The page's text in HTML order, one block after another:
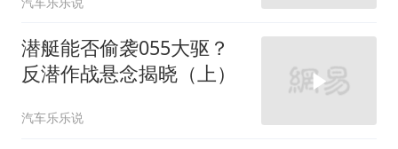
潜艇能否偷袭055大驱？
反潜作战悬念揭晓（上）
汽车乐乐说